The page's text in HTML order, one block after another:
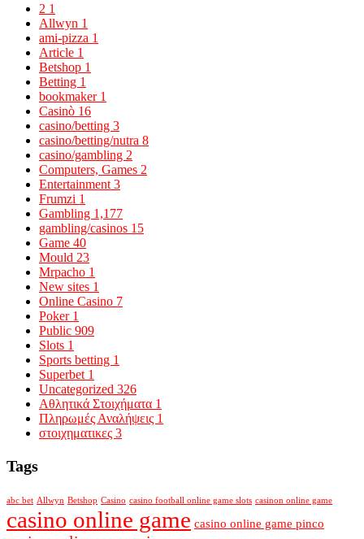
2 1
Allwyn 1
ami-pizza 1
Article 1
Betshop 1
Betting 1
bookmaker 1
Casinò 16
casino/betting 3
casino/betting/nutra 8
casino/gambling 2
Computers, Games 2
Entertainment 3
Frumzi 1
Gambling 1,177
gambling/casinos 15
Game 40
Mould 23
Mrpacho 1
New sites 1
Online Casino 7
Poker 1
Public 909
Slots 1
Sports betting 1
Superbet 1
Uncategorized 326
Αθλητικά Στοιχήματα 1
Πληρωμές Αναλήψεις 1
στοιχηματικες 3
Tags
abc bet Allwyn Betshop Casino casino football online game slots casinon online game
casino online game casino online game pinco